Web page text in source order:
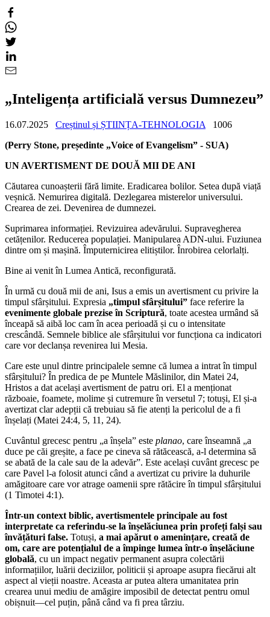
„Inteligența artificială versus Dumnezeu”
16.07.2025 Creștinul și ȘTIINȚA-TEHNOLOGIA
1006
(Perry Stone, președinte „Voice of Evangelism” - SUA)
UN AVERTISMENT DE DOUĂ MII DE ANI
Căutarea cunoașterii fără limite. Eradicarea bolilor. Setea după viață
veșnică. Nemurirea digitală. Dezlegarea misterelor universului.
Crearea de zei. Devenirea de dumnezei.
Suprimarea informației. Revizuirea adevărului. Supravegherea
cetățenilor. Reducerea populației. Manipularea ADN-ului. Fuziunea
dintre om și mașină. Împuternicirea elitiștilor. Înrobirea celorlalți.
Bine ai venit în Lumea Antică, reconfigurată.
În urmă cu două mii de ani, Isus a emis un avertisment cu privire la
timpul sfârșitului. Expresia „timpul sfârșitului” face referire la
evenimente globale prezise în Scriptură, toate acestea urmând să
înceapă să aibă loc cam în acea perioadă și cu o intensitate
crescândă. Semnele biblice ale sfârșitului vor funcționa ca indicatori
care vor declanșa revenirea lui Mesia.
Care este unul dintre principalele semne că lumea a intrat în timpul
sfârșitului? În predica de pe Muntele Măslinilor, din Matei 24,
Hristos a dat același avertisment de patru ori. El a menționat
războaie, foamete, molime și cutremure în versetul 7; totuși, El și-a
avertizat clar adepții că trebuiau să fie atenți la pericolul de a fi
înșelați (Matei 24:4, 5, 11, 24).
Cuvântul grecesc pentru „a înșela” este planao, care înseamnă „a
duce pe căi greșite, a face pe cineva să rătăcească, a-l determina să
se abată de la cale sau de la adevăr”. Este același cuvânt grecesc pe
care Pavel l-a folosit atunci când a avertizat cu privire la duhurile
amăgitoare care vor atrage oamenii spre rătăcire în timpul sfârșitului
(1 Timotei 4:1).
Într-un context biblic, avertismentele principale au fost
interpretate ca referindu-se la înșelăciunea prin profeți falși sau
învățături false. Totuși, a mai apărut o amenințare, creată de
om, care are potențialul de a împinge lumea într-o înșelăciune
globală, cu un impact negativ permanent asupra colectării
informațiilor, luării deciziilor, politicii și aproape asupra fiecărui alt
aspect al vieții noastre. Aceasta ar putea altera umanitatea prin
crearea unui mediu de amăgire imposibil de detectat pentru omul
obișnuit—cel puțin, până când va fi prea târziu.